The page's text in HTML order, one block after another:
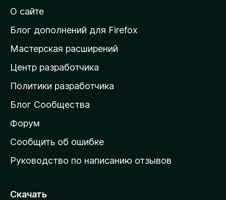
т
и
а
д
о
а
ш
н
ю
т
О сайте
Блог дополнений для Firefox
Мастерская расширений
Центр разработчика
Политики разработчика
Блог Сообщества
Форум
Сообщить об ошибке
Руководство по написанию отзывов
Скачать